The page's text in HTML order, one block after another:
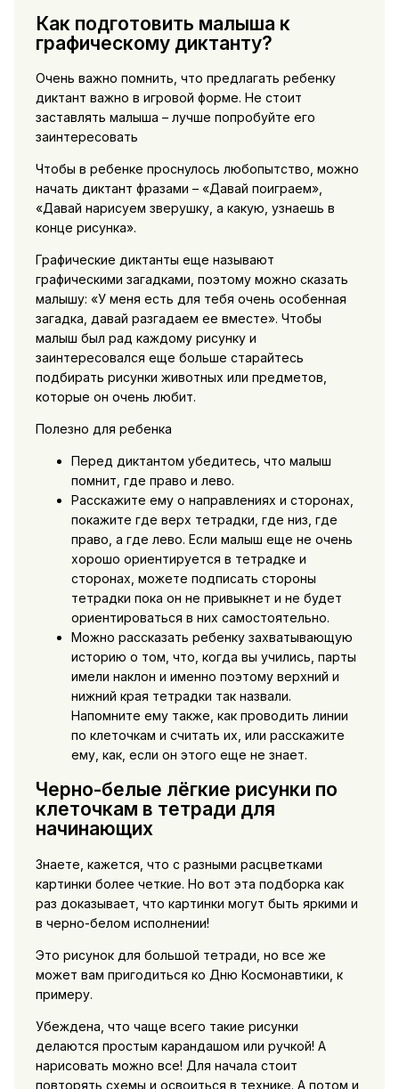
Как подготовить малыша к
графическому диктанту?
Очень важно помнить, что предлагать ребенку
диктант важно в игровой форме. Не стоит
заставлять малыша – лучше попробуйте его
заинтересовать
Чтобы в ребенке проснулось любопытство, можно
начать диктант фразами – «Давай поиграем»,
«Давай нарисуем зверушку, а какую, узнаешь в
конце рисунка».
Графические диктанты еще называют
графическими загадками, поэтому можно сказать
малышу: «У меня есть для тебя очень особенная
загадка, давай разгадаем ее вместе». Чтобы
малыш был рад каждому рисунку и
заинтересовался еще больше старайтесь
подбирать рисунки животных или предметов,
которые он очень любит.
Полезно для ребенка
Перед диктантом убедитесь, что малыш
помнит, где право и лево.
Расскажите ему о направлениях и сторонах,
покажите где верх тетрадки, где низ, где
право, а где лево. Если малыш еще не очень
хорошо ориентируется в тетрадке и
сторонах, можете подписать стороны
тетрадки пока он не привыкнет и не будет
ориентироваться в них самостоятельно.
Можно рассказать ребенку захватывающую
историю о том, что, когда вы учились, парты
имели наклон и именно поэтому верхний и
нижний края тетрадки так назвали.
Напомните ему также, как проводить линии
по клеточкам и считать их, или расскажите
ему, как, если он этого еще не знает.
Черно-белые лёгкие рисунки по
клеточкам в тетради для
начинающих
Знаете, кажется, что с разными расцветками
картинки более четкие. Но вот эта подборка как
раз доказывает, что картинки могут быть яркими и
в черно-белом исполнении!
Это рисунок для большой тетради, но все же
может вам пригодиться ко Дню Космонавтики, к
примеру.
Убеждена, что чаще всего такие рисунки
делаются простым карандашом или ручкой! А
нарисовать можно все! Для начала стоит
повторять схемы и освоиться в технике. А потом и